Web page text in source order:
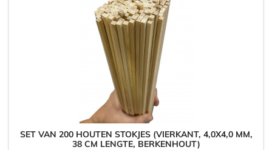
SET VAN 200 HOUTEN STOKJES (VIERKANT, 4,0X4,0 MM,
38 CM LENGTE, BERKENHOUT)